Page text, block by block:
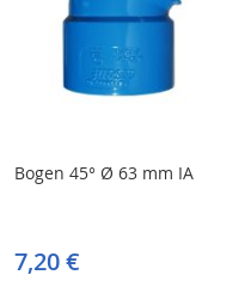
Bogen 45° Ø 63 mm IA
7,20 €